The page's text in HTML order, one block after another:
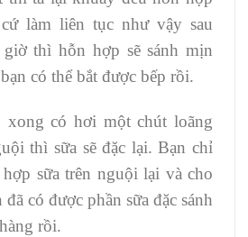
làm liên tục như vậy sau
thì hỗn hợp sẽ sánh mịn
có thể bắt được bếp rồi.
xong có hơi một chút loãng
thì sữa sẽ đặc lại. Bạn chỉ
sữa trên nguội lại và cho
có được phần sữa đặc sánh
rồi.